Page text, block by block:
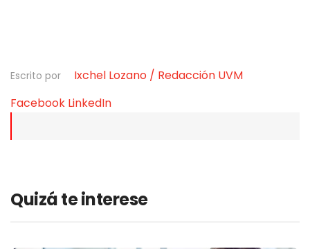
Escrito por
Ixchel Lozano / Redacción UVM
Facebook LinkedIn
Quizá te interese